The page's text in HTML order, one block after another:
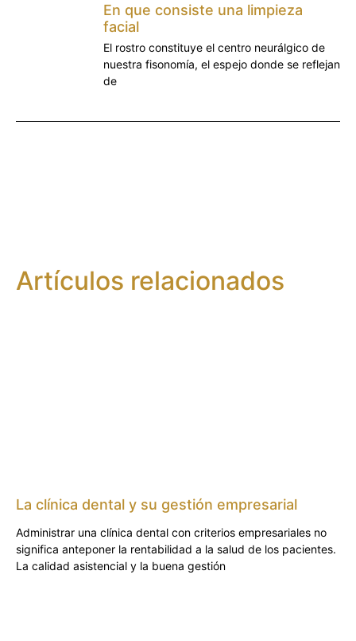
En que consiste una limpieza
facial
El rostro constituye el centro neurálgico de
nuestra fisonomía, el espejo donde se reflejan
de
Artículos relacionados
La clínica dental y su gestión empresarial
Administrar una clínica dental con criterios empresariales no
significa anteponer la rentabilidad a la salud de los pacientes.
La calidad asistencial y la buena gestión